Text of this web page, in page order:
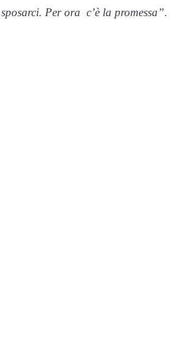
Per ora c’è la promessa”.